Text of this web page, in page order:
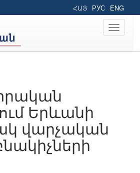
ՀԱՅ РУС ENG
Toggle
Երևանի
վարչական